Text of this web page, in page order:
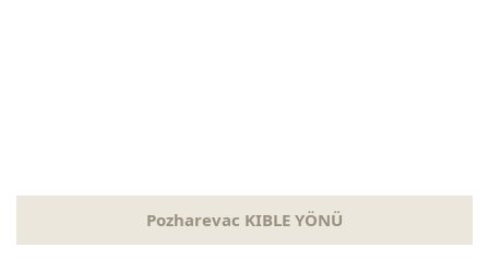
Pozharevac KIBLE YÖNÜ